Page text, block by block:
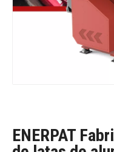
ENERPAT